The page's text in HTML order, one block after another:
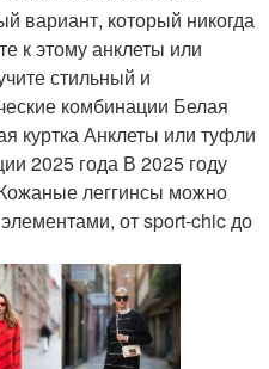
вариант, который никогда
к этому анклеты или
стильный и
комбинации Белая
куртка Анклеты или туфли
2025 года В 2025 году
леггинсы можно
от sport-chic до